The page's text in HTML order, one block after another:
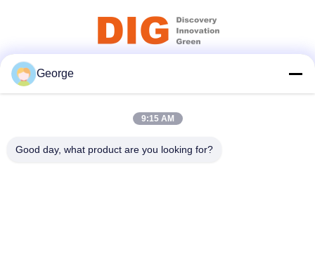
দ্রুত যোগাযোগ
George
9:15 AM
Good day, what product are you looking for?